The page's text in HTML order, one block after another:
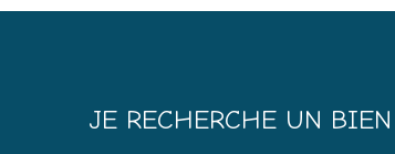
JE RECHERCHE UN BIEN